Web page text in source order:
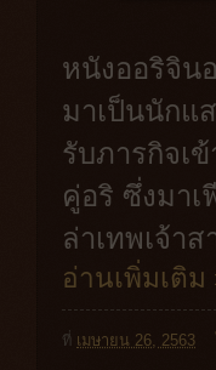
หนังออริจิน
มาเป็นนักแ
รับภารกิจเ
คู่อริ ซึ่งมา
ล่าเทพเจ้า
อ่านเพิ่มเติม
ที่ เมษายน 26, 2563